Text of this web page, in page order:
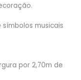
musicais
por 2,70m de